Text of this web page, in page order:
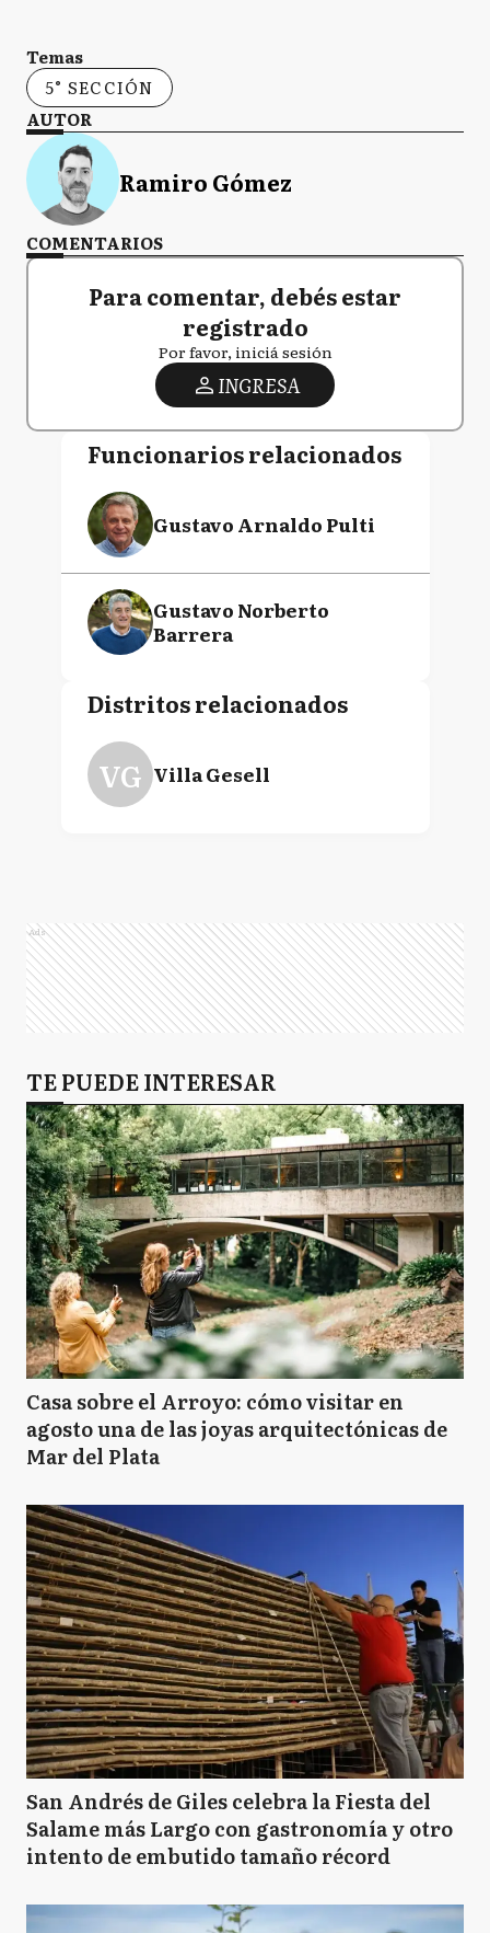
Temas
5° SECCIÓN
AUTOR
Ramiro Gómez
COMENTARIOS
Para comentar, debés estar
registrado
Por favor, iniciá sesión
INGRESA
Funcionarios relacionados
Gustavo Arnaldo Pulti
Gustavo Norberto
Barrera
Distritos relacionados
VG Villa Gesell
Ads
TE PUEDE INTERESAR
Casa sobre el Arroyo: cómo visitar en
agosto una de las joyas arquitectónicas de
Mar del Plata
San Andrés de Giles celebra la Fiesta del
Salame más Largo con gastronomía y otro
intento de embutido tamaño récord